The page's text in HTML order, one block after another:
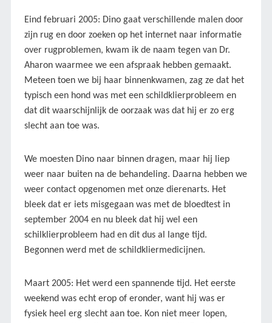
Eind februari 2005: Dino gaat verschillende malen door
zijn rug en door zoeken op het internet naar informatie
over rugproblemen, kwam ik de naam tegen van Dr.
Aharon waarmee we een afspraak hebben gemaakt.
Meteen toen we bij haar binnenkwamen, zag ze dat het
typisch een hond was met een schildklierprobleem en
dat dit waarschijnlijk de oorzaak was dat hij er zo erg
slecht aan toe was.
We moesten Dino naar binnen dragen, maar hij liep
weer naar buiten na de behandeling. Daarna hebben we
weer contact opgenomen met onze dierenarts. Het
bleek dat er iets misgegaan was met de bloedtest in
september 2004 en nu bleek dat hij wel een
schilklierprobleem had en dit dus al lange tijd.
Begonnen werd met de schildkliermedicijnen.
Maart 2005: Het werd een spannende tijd. Het eerste
weekend was echt erop of eronder, want hij was er
fysiek heel erg slecht aan toe. Kon niet meer lopen,